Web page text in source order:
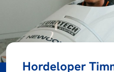
Hordeloper